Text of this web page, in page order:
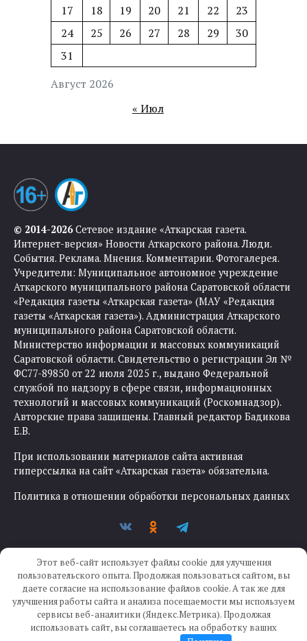
Август 2026
17
18 19 20 21 22
23
24
25 26 27 28 29
30
31
« Июл
© 2014-2026Сетевое издание «Аткарская газета.
Интернет-версия» Новости Аткарского района. Люди.
События. Реклама. Мнения. Комментарии. Фотогалерея.
Учредители: Муниципальное автономное учреждение
Аткарского муниципального района Саратовской области
«Редакция газеты «Аткарская газета» (МАУ «Редакция
газеты «Аткарская газета»). Администрация Аткарского
муниципального района Саратовской области.
Министерство информации и массовых коммуникаций
Саратовской области. Свидетельство о регистрации Эл №
ФС77-89850 от 22 июля 2025 г., выдано Федеральной
службой по надзору в сфере связи, информационных
технологий и массовых коммуникаций (Роскомнадзор).
Авторские права защищены. Главный редактор Бадикова
Е.В.
При использовании материалов сайта активная
гиперссылка на сайт «Аткарская газета» обязательна.
Политика в отношении обработки персональных данных
Создание сайта —IKWEB
Этот веб-сайт использует файлы cookie для улучшения
пользовательского опыта. Продолжая пользоваться сайтом, вы
даете согласие на использование файлов cookie. А так же для
улучшения работы сайта и анализа посещаемости мы используем
сервисы веб-аналитики (Яндекс.Метрика). Продолжая
использовать сайт, вы соглашаетесь на обработку ваших